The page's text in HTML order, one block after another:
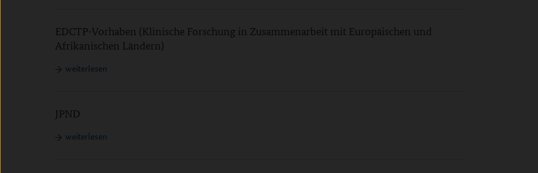
EDCTP-Vorhaben (Klinische Forschung in Zusammenarbeit mit Europäischen und
Afrikanischen Ländern)
weiterlesen
JPND
weiterlesen